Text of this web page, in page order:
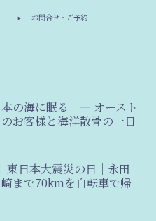
お問合せ・ご予約
本の海に眠る ― オースト
お客様と海洋散骨の一日
東日本大震災の日｜永田
まで70kmを自転車で帰